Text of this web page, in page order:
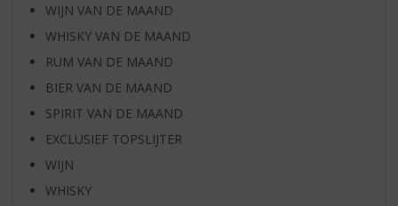
WIJN VAN DE MAAND
WHISKY VAN DE MAAND
RUM VAN DE MAAND
BIER VAN DE MAAND
SPIRIT VAN DE MAAND
EXCLUSIEF TOPSLIJTER
WIJN
WHISKY